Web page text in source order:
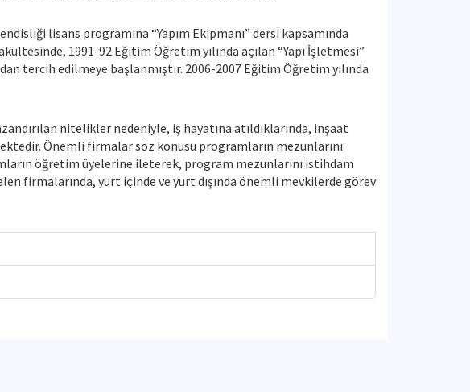
lisans programına “Yapım Ekipmanı” dersi kapsamında
1991-92 Eğitim Öğretim yılında açılan “Yapı İşletmesi”
tercih edilmeye başlanmıştır. 2006-2007 Eğitim Öğretim yılında
nitelikler nedeniyle, iş hayatına atıldıklarında, inşaat
Önemli firmalar söz konusu programların mezunlarını
öğretim üyelerine ileterek, program mezunlarını istihdam
firmalarında, yurt içinde ve yurt dışında önemli mevkilerde görev